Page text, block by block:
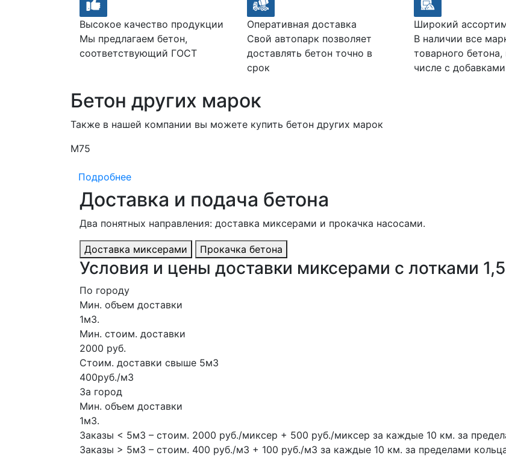
Высокое качество продукции
Мы предлагаем бетон,
соответствующий ГОСТ
Оперативная доставка
Свой автопарк позволяет
доставлять бетон точно в
срок
Широкий
В наличии все
товарного
числе с добавками
Бетон других марок
Также в нашей компании вы можете купить бетон других марок
М75
Подробнее
Доставка и подача бетона
Два понятных направления: доставка миксерами и прокачка насосами.
Доставка миксерами Прокачка бетона
Условия и цены доставки миксерами с лотками
По городу
Мин. объем доставки
1м3.
Мин. стоим. доставки
2000 руб.
Стоим. доставки свыше 5м3
400руб./м3
За город
Мин. объем доставки
1м3.
Заказы < 5м3 – стоим. 2000 руб./миксер + 500 руб./миксер за каждые 10 км. за
Заказы > 5м3 – стоим. 400 руб./м3 + 100 руб./м3 за каждые 10 км. за пределами